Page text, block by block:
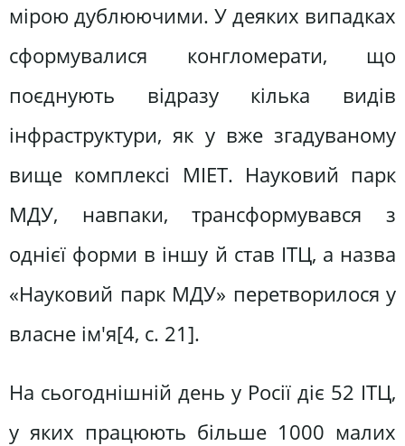
мірою дублюючими. У деяких випадках
сформувалися конгломерати, що
поєднують відразу кілька видів
інфраструктури, як у вже згадуваному
вище комплексі МІЕТ. Науковий парк
МДУ, навпаки, трансформувався з
однієї форми в іншу й став ІТЦ, а назва
«Науковий парк МДУ» перетворилося у
власне ім'я[4, c. 21].
На сьогоднішній день у Росії діє 52 ІТЦ,
у яких працюють більше 1000 малих